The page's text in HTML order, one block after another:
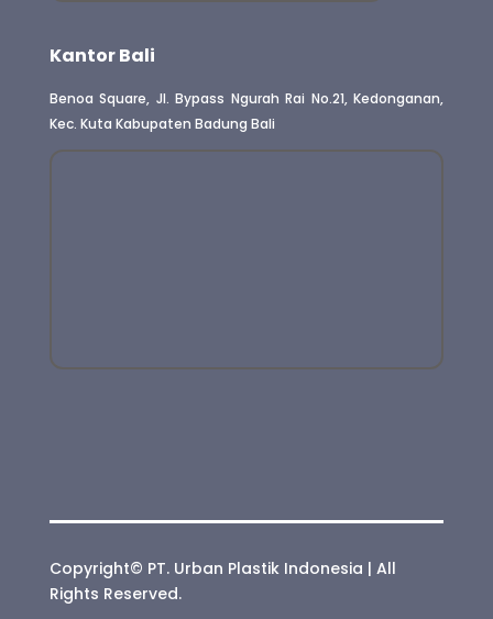
Kantor Bali
Benoa Square, Jl. Bypass Ngurah Rai No.21, Kedonganan,
Kec. Kuta Kabupaten Badung Bali
Copyright© PT. Urban Plastik Indonesia | All
Rights Reserved.